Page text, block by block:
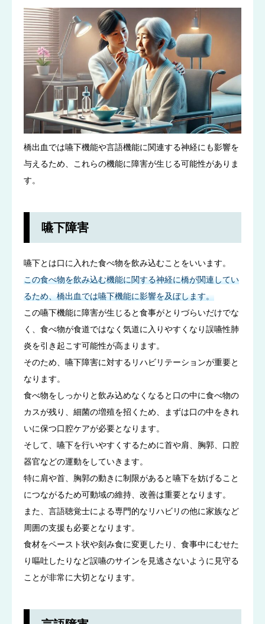
橋出血では嚥下機能や言語機能に関連する神経にも影響を
与えるため、これらの機能に障害が生じる可能性がありま
す。
嚥下障害
嚥下とは口に入れた食べ物を飲み込むことをいいます。
この食べ物を飲み込む機能に関する神経に橋が関連してい
るため、橋出血では嚥下機能に影響を及ぼします。
この嚥下機能に障害が生じると食事がとりづらいだけでな
く、食べ物が食道ではなく気道に入りやすくなり誤嚥性肺
炎を引き起こす可能性が高まります。
そのため、嚥下障害に対するリハビリテーションが重要と
なります。
食べ物をしっかりと飲み込めなくなると口の中に食べ物の
カスが残り、細菌の増殖を招くため、まずは口の中をきれ
いに保つ口腔ケアが必要となります。
そして、嚥下を行いやすくするために首や肩、胸郭、口腔
器官などの運動をしていきます。
特に肩や首、胸郭の動きに制限があると嚥下を妨げること
につながるため可動域の維持、改善は重要となります。
また、言語聴覚士による専門的なリハビリの他に家族など
周囲の支援も必要となります。
食材をペースト状や刻み食に変更したり、食事中にむせた
り嘔吐したりなど誤嚥のサインを見逃さないように見守る
ことが非常に大切となります。